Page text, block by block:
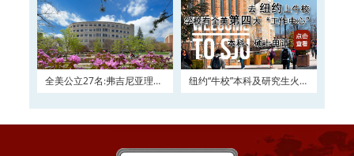
全美公立27名:弗吉尼亚理工
纽约“牛校”本科及研究生火热